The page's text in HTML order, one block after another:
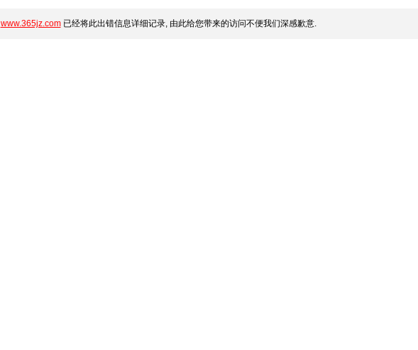
www.365jz.com已经将此出错信息详细记录, 由此给您带来的访问不便我们深感歉意.